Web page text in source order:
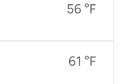
56 °F
61 °F